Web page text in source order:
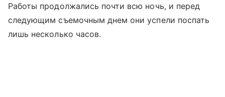
Работы продолжались почти всю ночь, и перед
следующим съемочным днем они успели поспать
лишь несколько часов.